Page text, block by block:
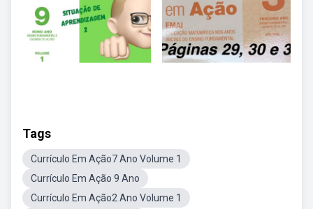
Tags
Currículo Em Ação7 Ano Volume 1
Currículo Em Ação 9 Ano
Currículo Em Ação2 Ano Volume 1